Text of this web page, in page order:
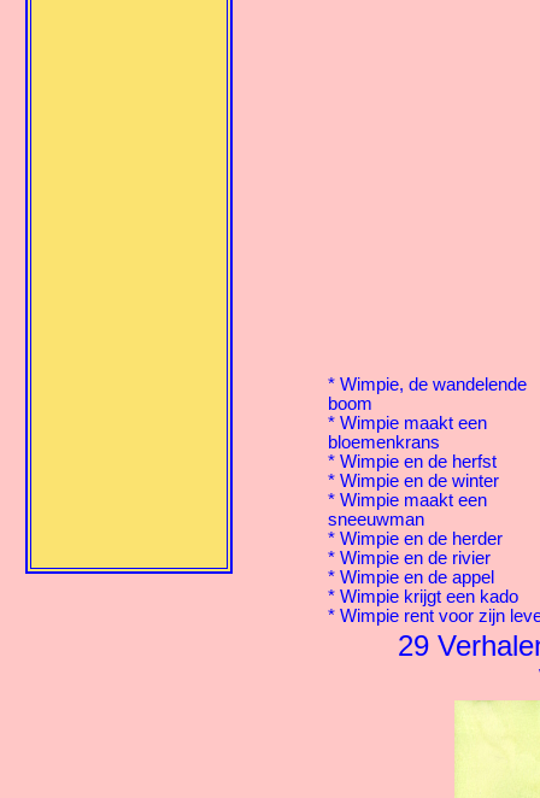
* Wimpie, de wandelende
boom
* Wimpie maakt een
bloemenkrans
* Wimpie en de herfst
* Wimpie en de winter
* Wimpie maakt een
sneeuwman
* Wimpie en de herder
* Wimpie en de rivier
* Wimpie en de appel
* Wimpie krijgt een kado
* Wimpie rent voor zijn
29